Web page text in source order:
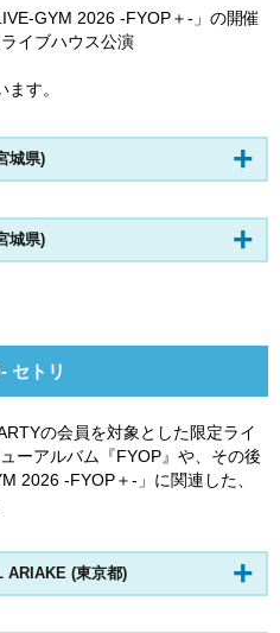
GYM 2026 -FYOP＋-」の開催
イブハウス公演
す。
城県)
城県)
セトリ
の会員を対象とした限定ライ
ーアルバム『FYOP』や、その後
2026 -FYOP＋-」に関連した、
ARIAKE (東京都)